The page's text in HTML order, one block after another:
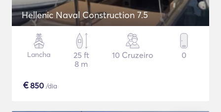
Hellenic Naval Construction 7.5
Lancha
25 ft
8 m
10 Cruzeiro 0
€850 /dia